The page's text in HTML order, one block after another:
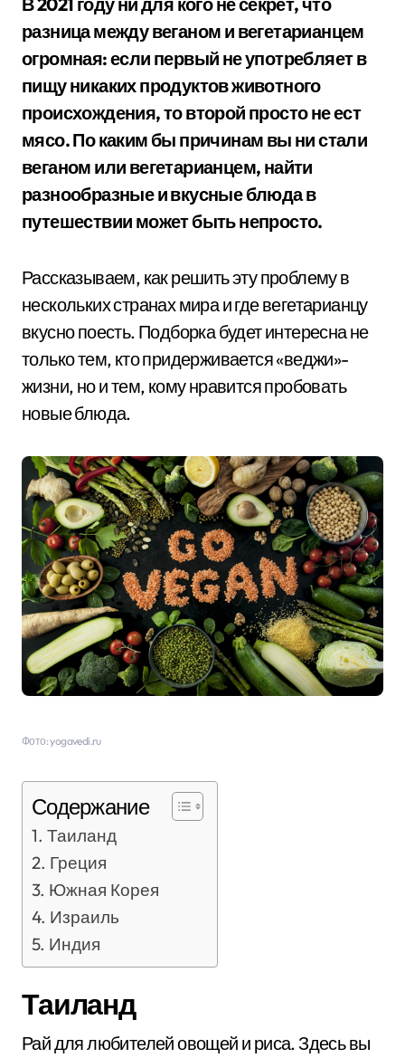
разница между веганом и вегетарианцем
огромная: если первый не употребляет в
пищу никаких продуктов животного
происхождения, то второй просто не ест
мясо. По каким бы причинам вы ни стали
веганом или вегетарианцем, найти
разнообразные и вкусные блюда в
путешествии может быть непросто.
Рассказываем, как решить эту проблему в
нескольких странах мира и где вегетарианцу
вкусно поесть. Подборка будет интересна не
только тем, кто придерживается «веджи»-
жизни, но и тем, кому нравится пробовать
новые блюда.
Фото: yogavedi.ru
Содержание
Таиланд
Греция
Южная Корея
Израиль
Индия
Таиланд
Рай для любителей овощей и риса. Здесь вы